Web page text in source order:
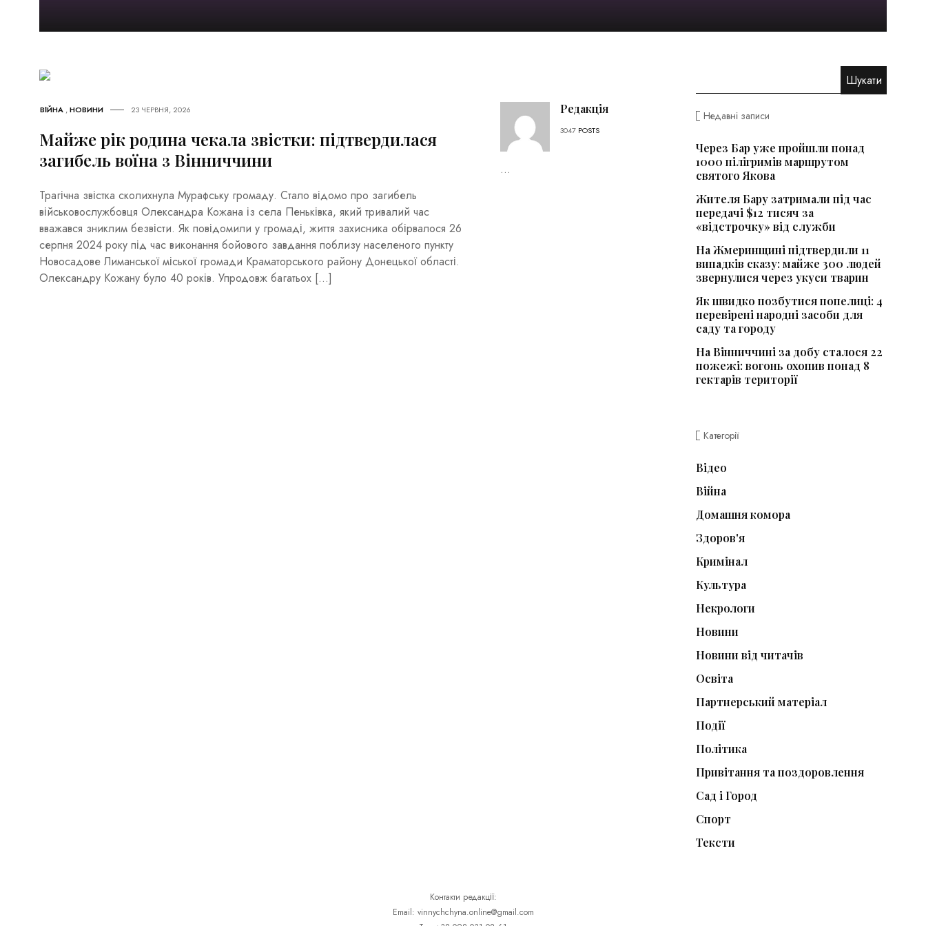
ВІЙНА ,НОВИНИ 23 ЧЕРВНЯ, 2026
Майже рік родина чекала звістки: підтвердилася
загибель воїна з Вінниччини
Трагічна звістка сколихнула Мурафську громаду. Стало відомо про загибель
військовослужбовця Олександра Кожана із села Пеньківка, який тривалий час
вважався зниклим безвісти. Як повідомили у громаді, життя захисника обірвалося 26
серпня 2024 року під час виконання бойового завдання поблизу населеного пункту
Новосадове Лиманської міської громади Краматорського району Донецької області.
Олександру Кожану було 40 років. Упродовж багатьох […]
Редакція
3047 POSTS
...
Недавні записи
Через Бар уже пройшли понад
1000 пілігримів маршрутом
святого Якова
Жителя Бару затримали під час
передачі $12 тисяч за
«відстрочку» від служби
На Жмеринщині підтвердили 11
випадків сказу: майже 300 людей
звернулися через укуси тварин
Як швидко позбутися попелиці: 4
перевірені народні засоби для
саду та городу
На Вінниччині за добу сталося 22
пожежі: вогонь охопив понад 8
гектарів території
Категорії
Відео
Війна
Домашня комора
Здоров'я
Кримінал
Культура
Некрологи
Новини
Новини від читачів
Освіта
Партнерський матеріал
Події
Політика
Привітання та поздоровлення
Сад і Город
Спорт
Тексти
Контакти редакції:
Email: vinnychchyna.online@gmail.com